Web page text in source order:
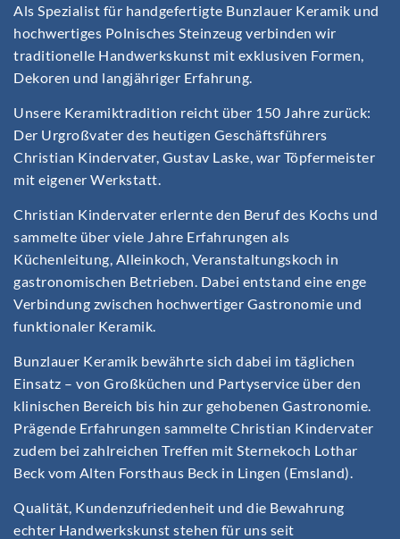
Als Spezialist für handgefertigte Bunzlauer Keramik und
hochwertiges Polnisches Steinzeug verbinden wir
traditionelle Handwerkskunst mit exklusiven Formen,
Dekoren und langjähriger Erfahrung.
Unsere Keramiktradition reicht über 150 Jahre zurück:
Der Urgroßvater des heutigen Geschäftsführers
Christian Kindervater, Gustav Laske, war Töpfermeister
mit eigener Werkstatt.
Christian Kindervater erlernte den Beruf des Kochs und
sammelte über viele Jahre Erfahrungen als
Küchenleitung, Alleinkoch, Veranstaltungskoch in
gastronomischen Betrieben. Dabei entstand eine enge
Verbindung zwischen hochwertiger Gastronomie und
funktionaler Keramik.
Bunzlauer Keramik bewährte sich dabei im täglichen
Einsatz – von Großküchen und Partyservice über den
klinischen Bereich bis hin zur gehobenen Gastronomie.
Prägende Erfahrungen sammelte Christian Kindervater
zudem bei zahlreichen Treffen mit Sternekoch Lothar
Beck vom Alten Forsthaus Beck in Lingen (Emsland).
Qualität, Kundenzufriedenheit und die Bewahrung
echter Handwerkskunst stehen für uns seit